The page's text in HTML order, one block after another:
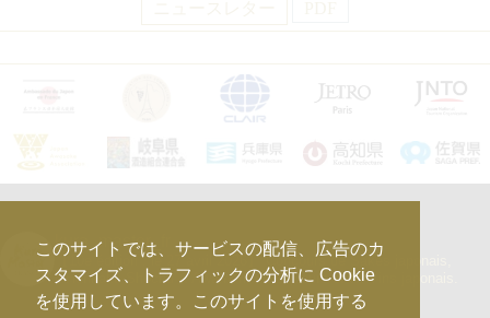
このサイトでは、サービスの配信、広告のカ
スタマイズ、トラフィックの分析に Cookie
を使用しています。このサイトを使用する
kura_master_fr
【10e édition : le 27 avril 2026】 Concours de Sakés japonais,
d’Honkaku Shochu & Awamori, de Liqueurs et de Vins japonais.